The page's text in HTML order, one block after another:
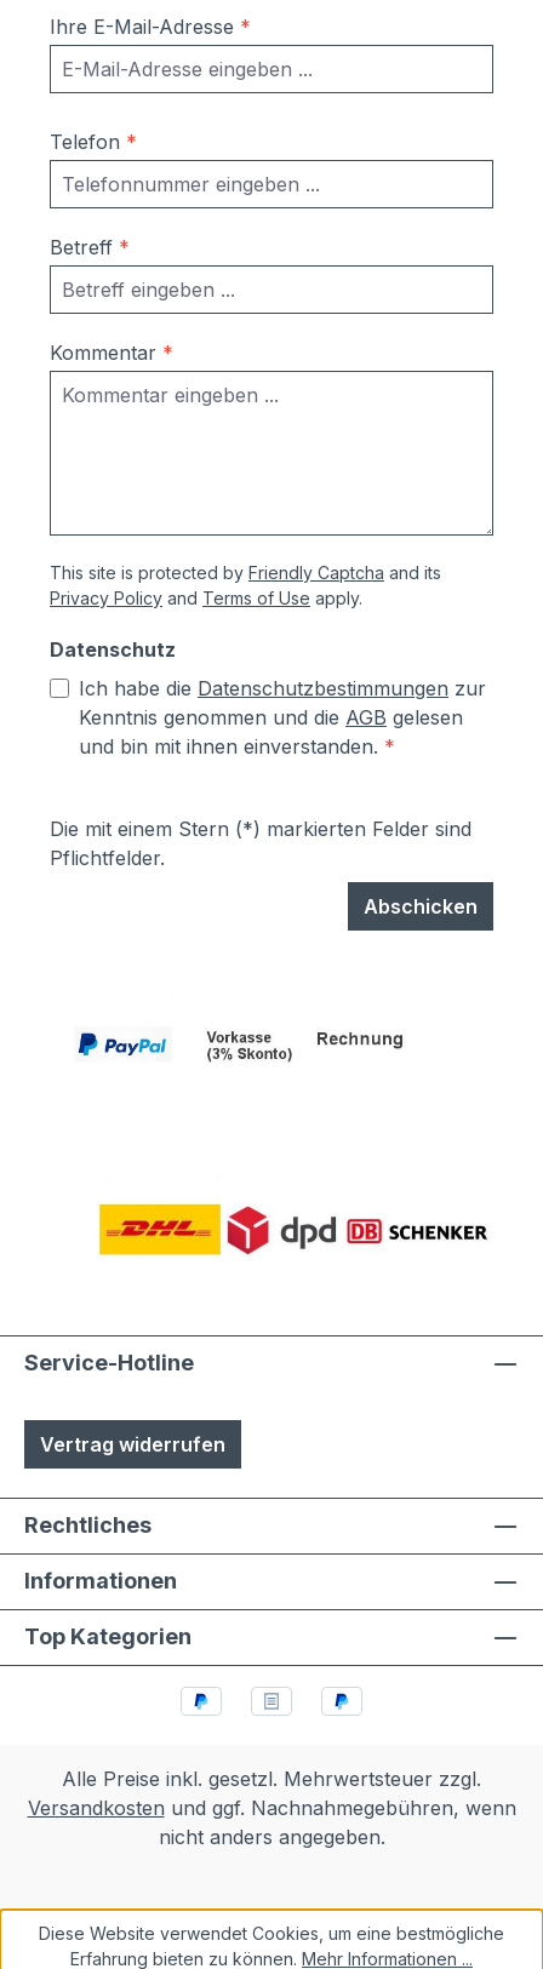
Ihre E-Mail-Adresse *
Telefon *
Betreff *
Kommentar *
This site is protected by Friendly Captcha and its
Privacy Policy and Terms of Use apply.
Datenschutz
Ich habe die Datenschutzbestimmungen zur
Kenntnis genommen und die AGB gelesen
und bin mit ihnen einverstanden. *
Die mit einem Stern (*) markierten Felder sind
Pflichtfelder.
Abschicken
Service-Hotline
Vertrag widerrufen
Rechtliches
Informationen
Top Kategorien
Alle Preise inkl. gesetzl. Mehrwertsteuer zzgl.
Versandkosten und ggf. Nachnahmegebühren, wenn
nicht anders angegeben.
Diese Website verwendet Cookies, um eine bestmögliche
Erfahrung bieten zu können. Mehr Informationen ...